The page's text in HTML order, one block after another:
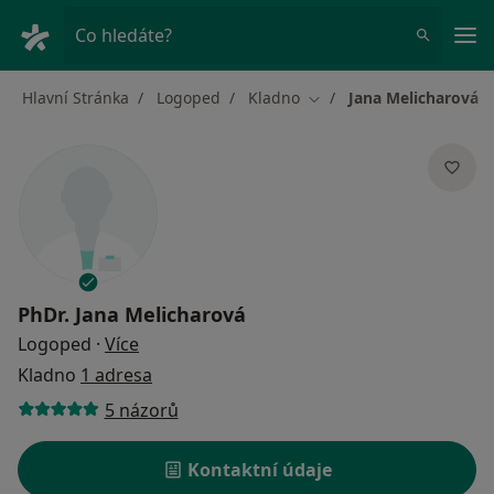
Co hledáte?
Hlavní Stránka Logoped Kladno Změna města
Jana Melicharová
PhDr. Jana Melicharová
Logoped · Více
Kladno 1 adresa
5 názorů
Kontaktní údaje